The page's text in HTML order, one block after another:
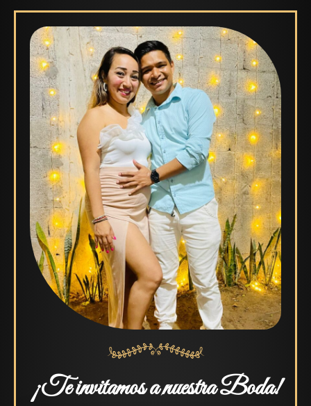
¡Te invitamos a nuestra Boda!